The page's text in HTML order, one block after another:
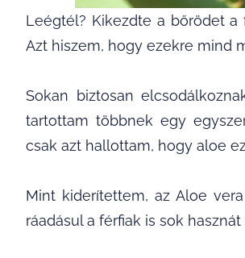
Leégtél? Kikezdte a bőrödet
Azt hiszem, hogy ezekre mind
Sokan biztosan
tartottam többnek egy
csak azt hallottam, hogy aloe
Mint kiderítettem, az Aloe
ráadásul a férfiak is sok